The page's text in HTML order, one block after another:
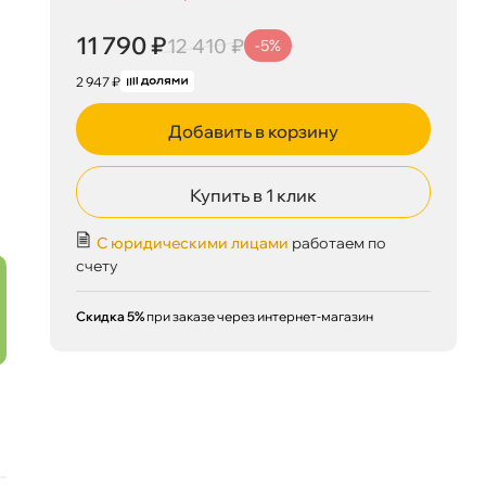
11 790 ₽12 410 ₽ -5%
2 947 ₽
Добавить в корзину
Купить в 1 клик
С юридическими лицами работаем по
счету
Скидка 5% при заказе через интернет-магазин
12 410 ₽
Сегодня, 08.08